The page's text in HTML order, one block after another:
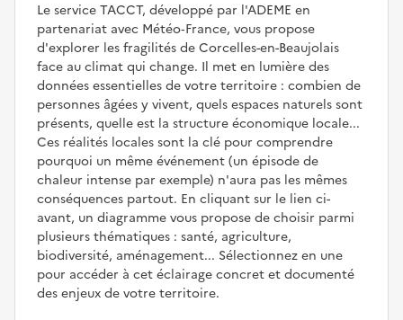
Le service TACCT, développé par l'ADEME en
partenariat avec Météo‑France, vous propose
d'explorer les fragilités de Corcelles-en-Beaujolais
face au climat qui change. Il met en lumière des
données essentielles de votre territoire : combien de
personnes âgées y vivent, quels espaces naturels sont
présents, quelle est la structure économique locale...
Ces réalités locales sont la clé pour comprendre
pourquoi un même événement (un épisode de
chaleur intense par exemple) n'aura pas les mêmes
conséquences partout. En cliquant sur le lien ci-
avant, un diagramme vous propose de choisir parmi
plusieurs thématiques : santé, agriculture,
biodiversité, aménagement... Sélectionnez en une
pour accéder à cet éclairage concret et documenté
des enjeux de votre territoire.